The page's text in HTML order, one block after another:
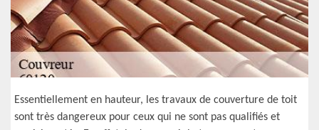
Essentiellement en hauteur, les travaux de couverture de toit
sont très dangereux pour ceux qui ne sont pas qualifiés et